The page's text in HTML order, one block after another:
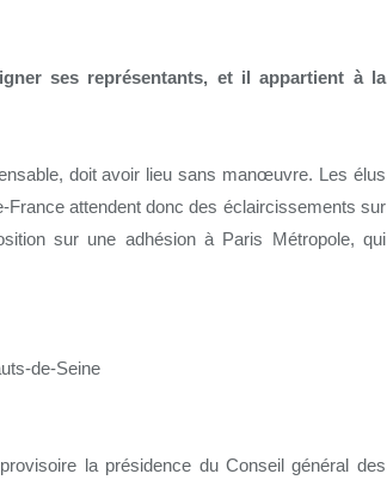
ses représentants, et il appartient à la
doit avoir lieu sans manœuvre. Les élus
France attendent donc des éclaircissements sur
sur une adhésion à Paris Métropole, qui
de-Seine
la présidence du Conseil général des